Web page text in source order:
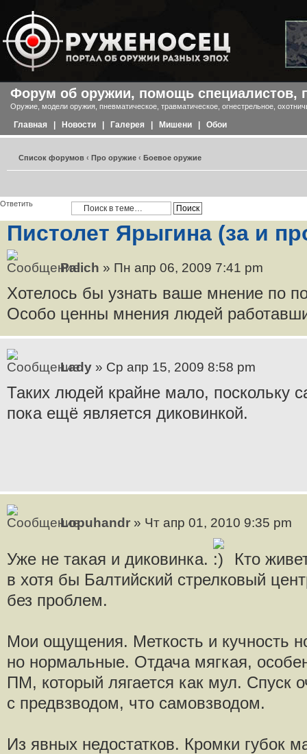
Форум об оружии, помощь специалистов,
Оружие, модели оружия, пневматическое, травматическое, огнестрельное,
Главная Новости Галерея Мишени Обои
Список форумов ‹ Про оружие ‹ Боевое оружие
Ответить
Пистолет Ярыгина (за и
Palich » Пн апр 06, 2009 7:41 pm
Хотелось бы узнать ваше мнение по
Особо ценны мнения людей
Lady » Ср апр 15, 2009 8:58 pm
Таких людей крайне мало, поскольку
пока ещё является диковинкой.
Lopuhandr » Чт апр 01, 2010 9:35 pm
Уже не такая и диковинка.
Кто
в хотя бы Балтийский стрелковый
без проблем.
Мои ощущения. Меткость и кучность
но нормальные. Отдача мягкая,
ПМ, который лягается как мул. Спуск
с предвзводом, что самовзводом.
Из явных недостатков. Кромки губок